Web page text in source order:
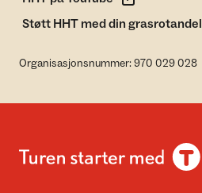
Støtt HHT med din grasrotandel
Organisasjonsnummer: 970 029 028